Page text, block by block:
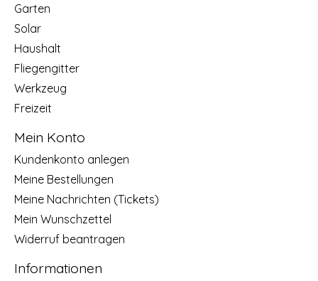
Garten
Solar
Haushalt
Fliegengitter
Werkzeug
Freizeit
Mein Konto
Kundenkonto anlegen
Meine Bestellungen
Meine Nachrichten (Tickets)
Mein Wunschzettel
Widerruf beantragen
Informationen